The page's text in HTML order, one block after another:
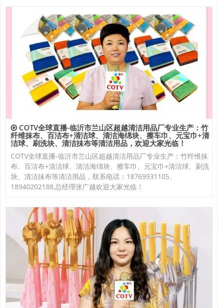
COTV全球直播-临沂市兰山区超越清洁用品厂专业生产：竹
纤维抹布、百洁布+清洁球、清洁海绵块、擦车巾、元宝巾+清
洁球、刷洗块、清洁抺布等清洁用品，欢迎大家光临！
COTV全球直播-临沂市兰山区超越清洁用品厂专业生产：竹纤维抹
布、百洁布+清洁球、清洁海绵块、擦车巾、元宝巾+清洁球、刷洗
块、清洁抺布等清洁用品，联系电话：18769931105、
18940202188,总经理张广越欢迎大家光临！